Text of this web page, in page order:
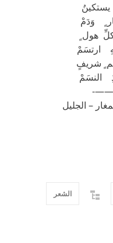
وَدَمْ
هول
ارتسَمْ
شريفٍ
النسَمْ
– الجليل
الشعر